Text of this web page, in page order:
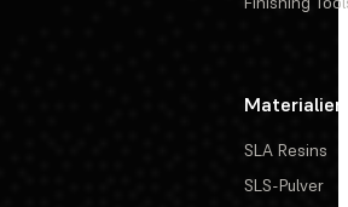
Materialien
SLA Resins
SLS-Pulver